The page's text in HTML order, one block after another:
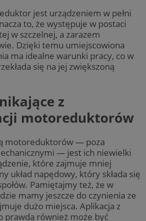
jest urządzeniem w pełni
to, że występuje w postaci
w szczelnej, a zarazem
Dzięki temu umiejscowiona
ma idealne warunki pracy, co w
się na jej zwiększoną
z
motoreduktorów
motoreduktorów — poza
— jest ich niewielki
które zajmuje mniej
układ napędowy, który składa się
Pamiętajmy też, że w
mamy jeszcze do czynienia ze
dużo miejsca. Aplikacja z
również może być